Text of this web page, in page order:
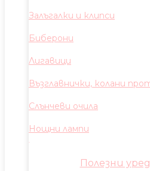
Залъгалки и клипси
Биберони
Лигавици
Възглавнички, колани
Слънчеви очила
Нощни лампи
Полезни